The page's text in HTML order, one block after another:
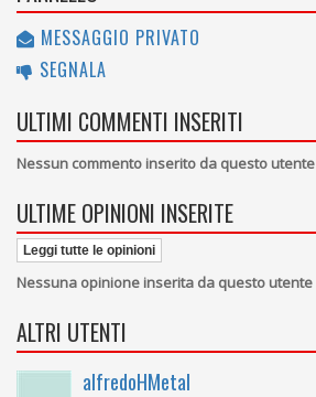
MESSAGGIO PRIVATO
SEGNALA
ULTIMI COMMENTI INSERITI
Nessun commento inserito da questo utente
ULTIME OPINIONI INSERITE
Leggi tutte le opinioni
Nessuna opinione inserita da questo utente
ALTRI UTENTI
alfredoHMetal